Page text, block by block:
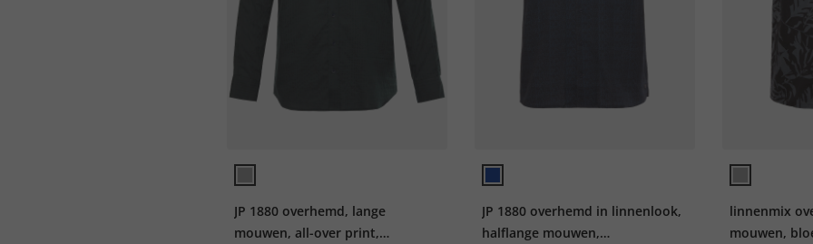
JP 1880 overhemd, lange
mouwen, all-over print,
JP 1880 overhemd in linnenlook,
halflange mouwen,
linnenmix
mouwen,